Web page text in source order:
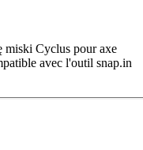
miski Cyclus pour axe
avec l'outil snap.in